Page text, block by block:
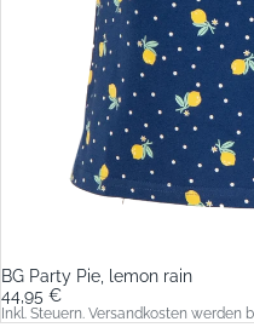
BG Party Pie, lemon rain
44,95 €
Inkl. Steuern. Versandkosten werden